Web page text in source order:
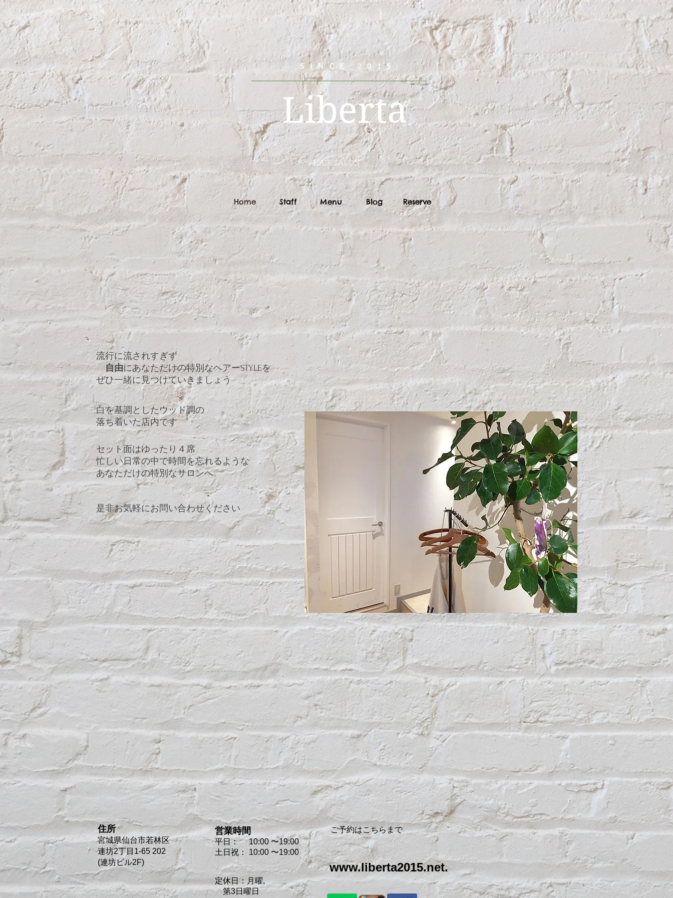
SINCE 2015
Liberta
HAIR SALON
Home Staff Menu Blog Reserve
流行に流されすぎず
自由にあなただけの特別なヘアーSTYLEを
ぜひ一緒に見つけていきましょう
白を基調としたウッド調の
落ち着いた店内です
セット面はゆったり４席
忙しい日常の中で時間を忘れるような
あなただけの特別なサロンへ
是非お気軽にお問い合わせください
住所
宮城県仙台市若林区
連坊2丁目1-65 202
(連坊ビル2F)
営業時間
平日： 10:00 〜19:00
土日祝： 10:00 〜19:00
定休日：月曜,
第3日曜日
ご予約はこちらまで
www.liberta2015.net.